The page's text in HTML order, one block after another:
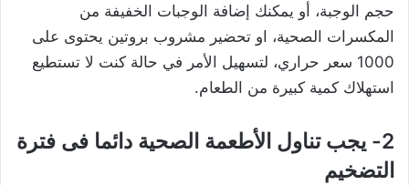
حجم الوجبة، أو يمكنك إضافة الوجبات الخفيفة من
المكسرات الصحية، او تحضير مشروب بروتين يحتوى على
1000 سعر حراري، لتسهيل الأمر في حالة كنت لا تستطيع
استهلاك كمية كبيرة من الطعام.
2- يجب تناول الأطعمة الصحية دائما فى فترة
التضخيم